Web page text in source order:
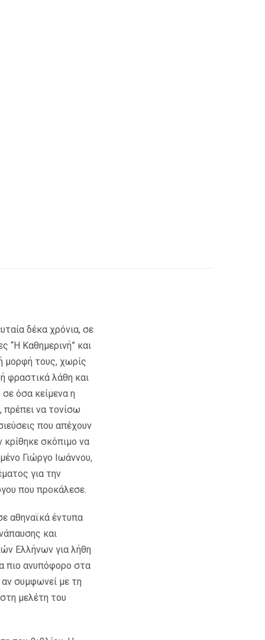
δέκα χρόνια, σε
“Η Καθημερινή” και
μορφή τους, χωρίς
φραστικά λάθη και
όσα κείμενα η
πρέπει να τονίσω
που απέχουν
σκόπιμο να
Γιώργο Ιωάννου,
για την
που προκάλεσε.
αθηναϊκά έντυπα
και
Ελλήνων για λήθη
πιο ανυπόφορο στα
συμφωνεί με τη
μελέτη του